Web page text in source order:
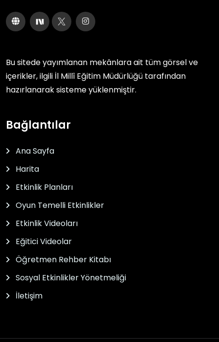
Bu sitede yayımlanan mekânlara ait tüm görsel ve
içerikler, ilgili İl Millî Eğitim Müdürlüğü tarafından
hazırlanarak sisteme yüklenmiştir.
Bağlantılar
Ana Sayfa
Harita
Etkinlik Planları
Oyun Temelli Etkinlikler
Etkinlik Videoları
Eğitici Videolar
Öğretmen Rehber Kitabı
Sosyal Etkinlikler Yönetmeliği
İletişim